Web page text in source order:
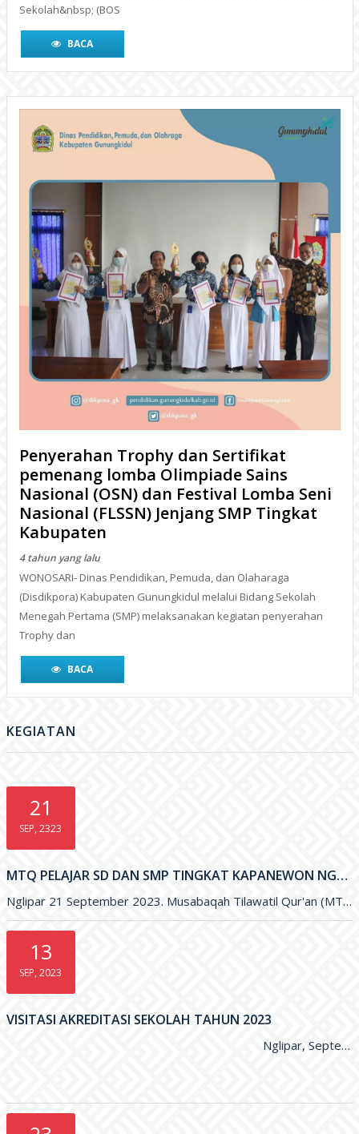
Sekolah&nbsp; (BOS
BACA
Penyerahan Trophy dan Sertifikat
pemenang lomba Olimpiade Sains
Nasional (OSN) dan Festival Lomba Seni
Nasional (FLSSN) Jenjang SMP Tingkat
Kabupaten
4 tahun yang lalu
WONOSARI- Dinas Pendidikan, Pemuda, dan Olaharaga
(Disdikpora) Kabupaten Gunungkidul melalui Bidang Sekolah
Menegah Pertama (SMP) melaksanakan kegiatan penyerahan
Trophy dan
BACA
KEGIATAN
21
SEP, 2323
MTQ PELAJAR SD DAN SMP TINGKAT KAPANEWON NGLIPAR TAHUN 2023
Nglipar 21 September 2023. Musabaqah Tilawatil Qur'an (MTQ) Pelajar
13
SEP, 2023
VISITASI AKREDITASI SEKOLAH TAHUN 2023